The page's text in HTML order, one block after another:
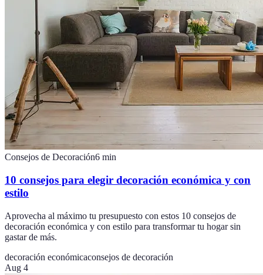
Consejos de Decoración6 min
10 consejos para elegir decoración económica y con
estilo
Aprovecha al máximo tu presupuesto con estos 10 consejos de
decoración económica y con estilo para transformar tu hogar sin
gastar de más.
decoración económicaconsejos de decoración
Aug 4